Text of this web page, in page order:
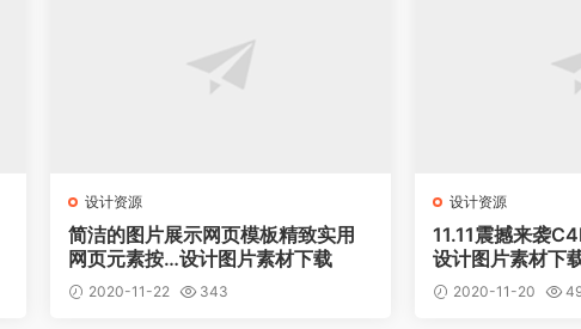
设计资源
简洁的图片展示网页模板精致实用
网页元素按…设计图片素材下载
2020-11-22 343
设计资源
11.11震撼来袭
设计图片素材下
2020-11-20